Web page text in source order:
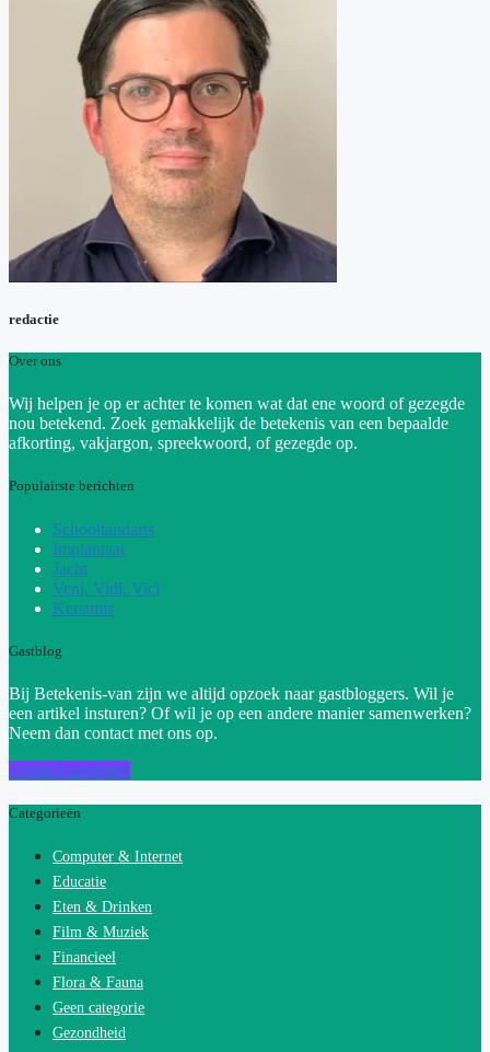
redactie
Over ons
Wij helpen je op er achter te komen wat dat ene woord of gezegde
nou betekend. Zoek gemakkelijk de betekenis van een bepaalde
afkorting, vakjargon, spreekwoord, of gezegde op.
Populairste berichten
Schooltandarts
Implantaat
Jacht
Veni, Vidi, Vici
Kerstmis
Gastblog
Bij Betekenis-van zijn we altijd opzoek naar gastbloggers. Wil je
een artikel insturen? Of wil je op een andere manier samenwerken?
Neem dan contact met ons op.
Contact opnemen
Categorieën
Computer & Internet
Educatie
Eten & Drinken
Film & Muziek
Financieel
Flora & Fauna
Geen categorie
Gezondheid